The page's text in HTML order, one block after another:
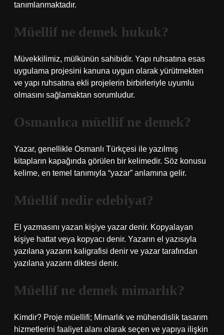
tanımlanmaktadır.
Müellif ne demek hukuk?
Müvekkilimiz, mülkünün sahibidir. Yapı ruhsatına esas
uygulama projesini kanuna uygun olarak yürütmekten
ve yapı ruhsatına ekli projelerin birbirleriyle uyumlu
olmasını sağlamaktan sorumludur.
Osmanlıca müellif ne demek?
Yazar, genellikle Osmanlı Türkçesi ile yazılmış
kitapların kapağında görülen bir kelimedir. Söz konusu
kelime, en temel tanımıyla “yazar” anlamına gelir.
Müellif nedir edebiyat?
El yazmasını yazan kişiye yazar denir. Kopyalayan
kişiye hattat veya kopyacı denir. Yazarın el yazısıyla
yazılana yazarın kaligrafisi denir ve yazar tarafından
yazılana yazarın diktesi denir.
Müellif ne demek mimarlık?
Kimdir? Proje müellifi; Mimarlık ve mühendislik tasarım
hizmetlerini faaliyet alanı olarak seçen ve yapıya ilişkin